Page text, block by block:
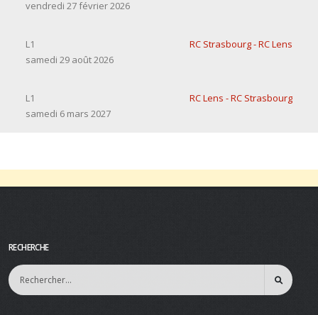
vendredi 27 février 2026
L1
RC Strasbourg - RC Lens
samedi 29 août 2026
L1
RC Lens - RC Strasbourg
samedi 6 mars 2027
RECHERCHE